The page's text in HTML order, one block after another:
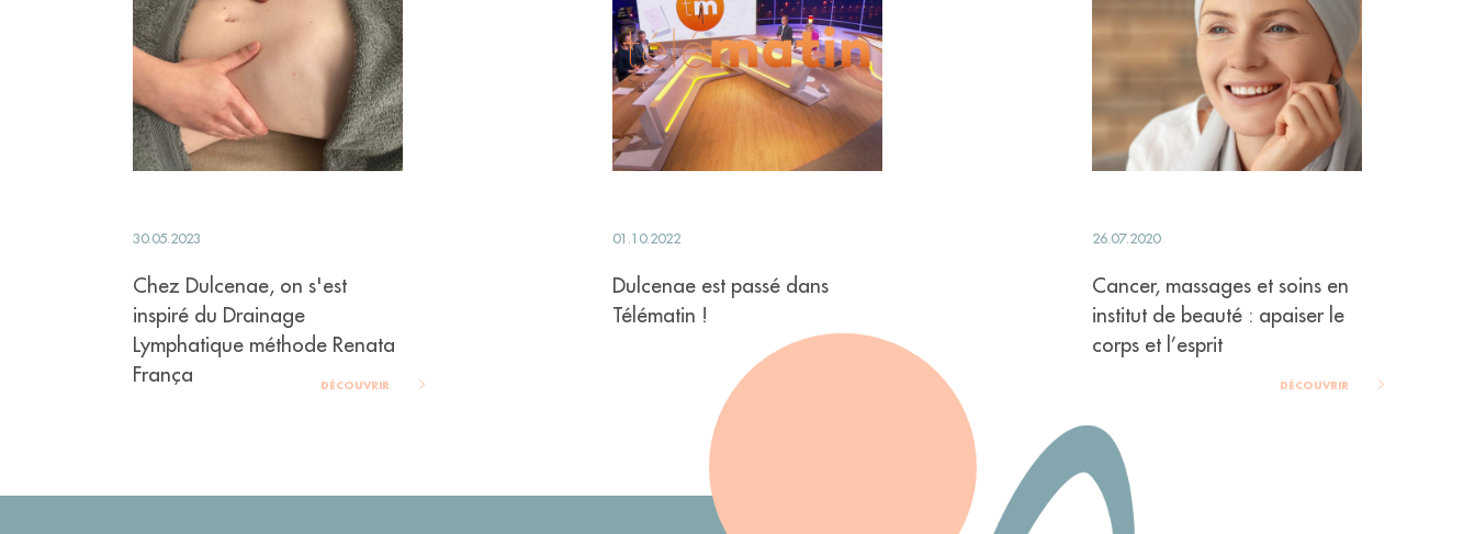
30.05.2023
Chez Dulcenae, on s'est
inspiré du Drainage
Lymphatique méthode Renata
França
DÉCOUVRIR
01.10.2022
Dulcenae est passé dans
Télématin !
26.07.2020
Cancer, massages et soins en
institut de beauté : apaiser le
corps et l’esprit
DÉCOUVRIR